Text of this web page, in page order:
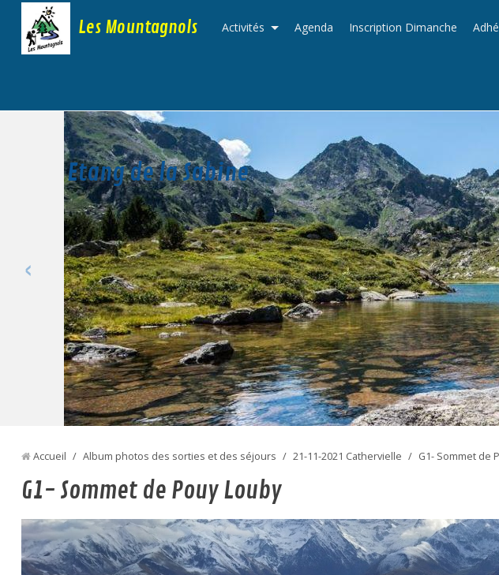
Les Mountagnols Activités Agenda Inscription Dimanche
Etang de la Sabine
‹
Accueil / Album photos des sorties et des séjours / 21-11-2021 Cathervielle / G1- Sommet de
G1- Sommet de Pouy Louby